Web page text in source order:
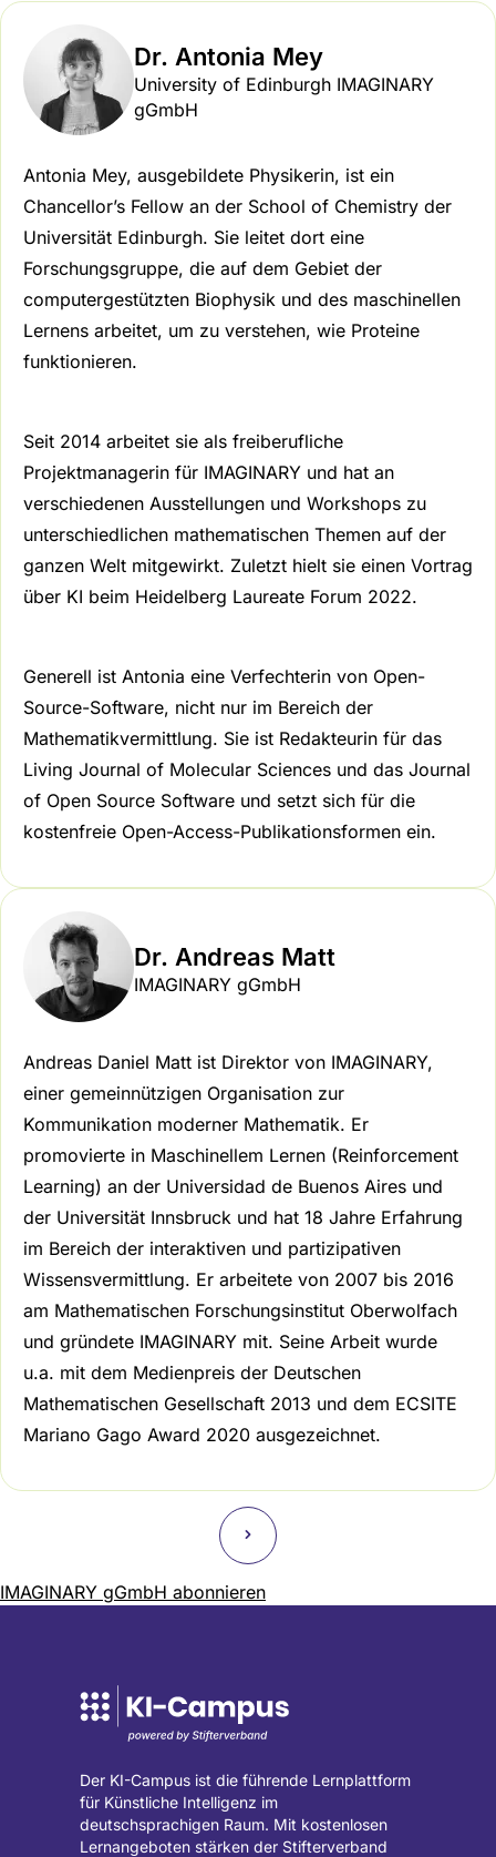
Dr. Antonia Mey
University of Edinburgh IMAGINARY
gGmbH
Antonia Mey, ausgebildete Physikerin, ist ein
Chancellor’s Fellow an der School of Chemistry der
Universität Edinburgh. Sie leitet dort eine
Forschungsgruppe, die auf dem Gebiet der
computergestützten Biophysik und des maschinellen
Lernens arbeitet, um zu verstehen, wie Proteine
funktionieren.
Seit 2014 arbeitet sie als freiberufliche
Projektmanagerin für IMAGINARY und hat an
verschiedenen Ausstellungen und Workshops zu
unterschiedlichen mathematischen Themen auf der
ganzen Welt mitgewirkt. Zuletzt hielt sie einen Vortrag
über KI beim Heidelberg Laureate Forum 2022.
Generell ist Antonia eine Verfechterin von Open-
Source-Software, nicht nur im Bereich der
Mathematikvermittlung. Sie ist Redakteurin für das
Living Journal of Molecular Sciences und das Journal
of Open Source Software und setzt sich für die
kostenfreie Open-Access-Publikationsformen ein.
Dr. Andreas Matt
IMAGINARY gGmbH
Andreas Daniel Matt ist Direktor von IMAGINARY,
einer gemeinnützigen Organisation zur
Kommunikation moderner Mathematik. Er
promovierte in Maschinellem Lernen (Reinforcement
Learning) an der Universidad de Buenos Aires und
der Universität Innsbruck und hat 18 Jahre Erfahrung
im Bereich der interaktiven und partizipativen
Wissensvermittlung. Er arbeitete von 2007 bis 2016
am Mathematischen Forschungsinstitut Oberwolfach
und gründete IMAGINARY mit. Seine Arbeit wurde
u.a. mit dem Medienpreis der Deutschen
Mathematischen Gesellschaft 2013 und dem ECSITE
Mariano Gago Award 2020 ausgezeichnet.
Seitennummerierung Nächste
Seite
˃
IMAGINARY gGmbH abonnieren
Der KI-Campus ist die führende Lernplattform
für Künstliche Intelligenz im
deutschsprachigen Raum. Mit kostenlosen
Lernangeboten stärken der Stifterverband